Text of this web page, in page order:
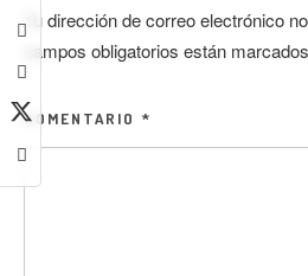
Tu dirección de correo electrónico
campos obligatorios están
COMENTARIO *